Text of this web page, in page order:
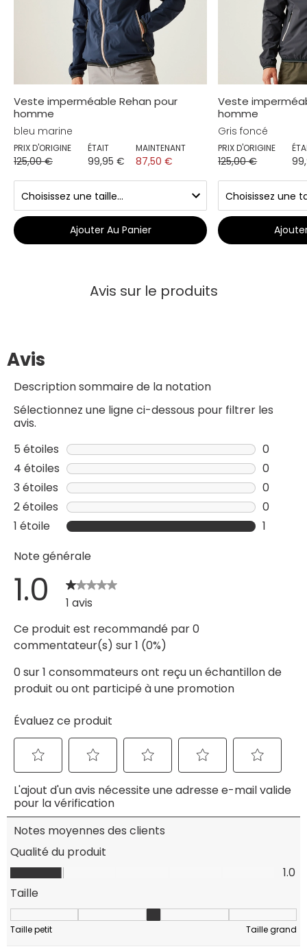
Veste imperméable Rehan pour
homme
bleu marine
PRIX D'ORIGINE
125,00 €
ÉTAIT
99,95 €
MAINTENANT
87,50 €
Ajouter Au Panier
Veste
homme
Gris foncé
PRIX D'ORIGINE
125,00 €
Avis sur le produits